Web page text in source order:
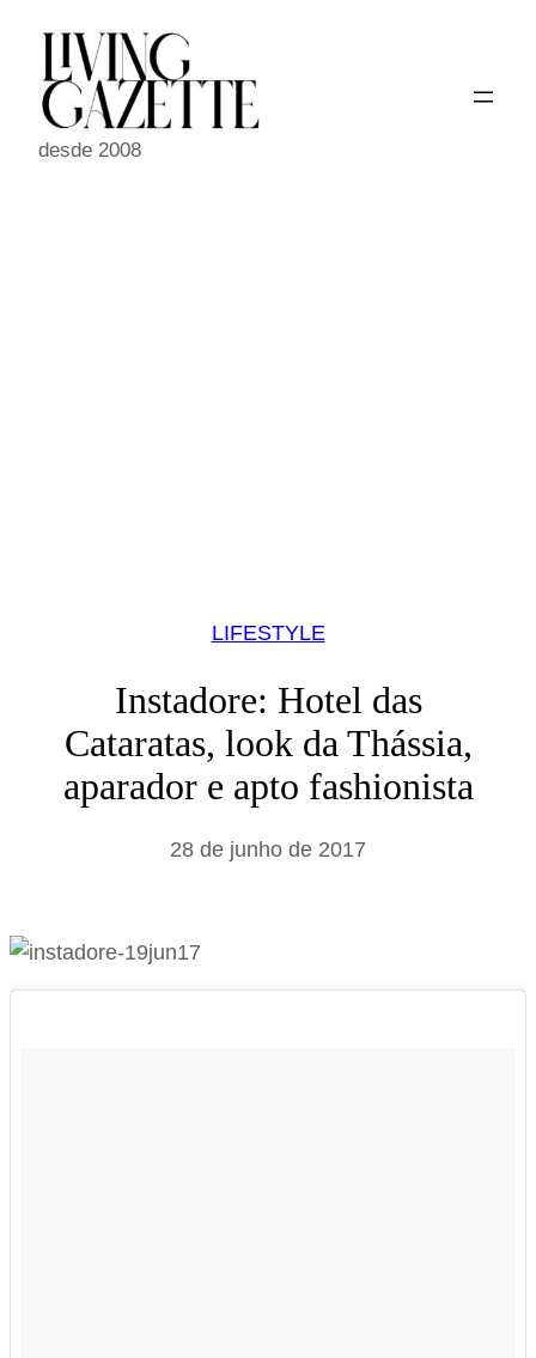
conteúdo
desde 2008
LIFESTYLE
Instadore: Hotel das
Cataratas, look da Thássia,
aparador e apto fashionista
28 de junho de 2017